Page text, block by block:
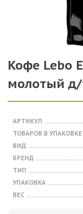
Кофе Lebo
молотый д/
АРТИКУЛ
ТОВАРОВ В УПАКОВКЕ
ВИД
БРЕНД
ТИП
УПАКОВКА
ВЕС